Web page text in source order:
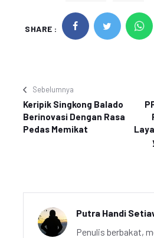
SHARE :
Sebelumnya
Keripik Singkong Balado
Berinovasi Dengan Rasa
Pedas Memikat
Putra Handi
Penulis berbakat,